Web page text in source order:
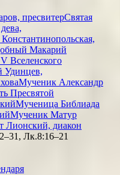
пресвитерСвятая
Макарий
Вселенского
Удинцев,
Мученик Александр
Пресвятой
Мученица Библиада
Мученик Матур
Лионский, диакон
Лк.8:16–21